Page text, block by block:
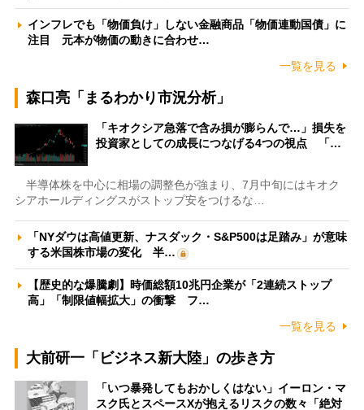
インフレでも「物価負け」しない金融商品「物価連動国債」に
注目 元本が物価の動きに合わせ…
一覧を見る
森口亮「まるわかり市況分析」
「キオクシア急落で含み損が膨らんで…」損失を
投資家としての成長につなげる4つの視点 「…
半導体株を中心に相場の調整色が強まり、7月中旬にはキオク
シアホールディングスがストップ安をつけるな…
「NYダウは高値更新、ナスダック・S&P500は足踏み」が意味
する米国株市場の変化 半…
【歴史的な爆騰劇】時価総額10兆円企業が「2連続ストップ
高」「制限値幅拡大」の衝撃 フ…
一覧を見る
大前研一「ビジネス新大陸」の歩き方
「いつ暴発してもおかしくはない」イーロン・マ
スク氏とスペースXが抱えるリスクの数々「絶対